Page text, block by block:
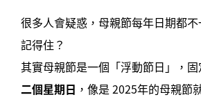
很多人會疑惑，母親節每年日期都
記得住？
其實母親節是一個「浮動節日」，固
二個星期日 ，像是 2025年的母親節